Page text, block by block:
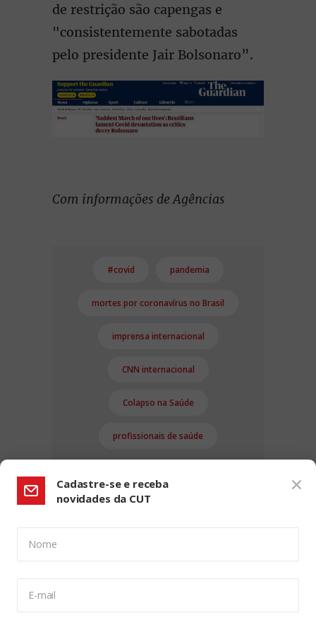
de restrição são capengas e
"consistentemente sabotadas
pelo presidente Jair Bolsonaro”.
Com informações de Agências
#covid pandemia
mortes por coronavírus no Brasil
imprensa internacional
CNN internacional
Colapso na Saúde
profissionais de saúde
Cadastre-se e receba
novidades da CUT
Nome
E-mail
CONFIGURAÇÃO DE COOKIES: